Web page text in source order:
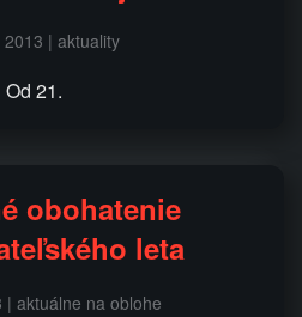
2013 | aktuality
Od 21.
obohatenie
leta
| aktuálne na oblohe